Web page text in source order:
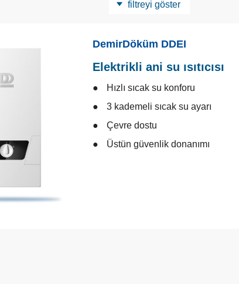
filtreyi göster
DemirDöküm DDEI
Elektrikli ani su ısıtıcısı
Hızlı sıcak su konforu
3 kademeli sıcak su ayarı
Çevre dostu
Üstün güvenlik donanımı